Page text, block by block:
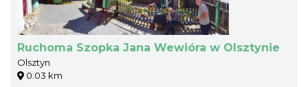
Ruchoma Szopka Jana Wewióra w Olsztynie
Olsztyn
0.03 km